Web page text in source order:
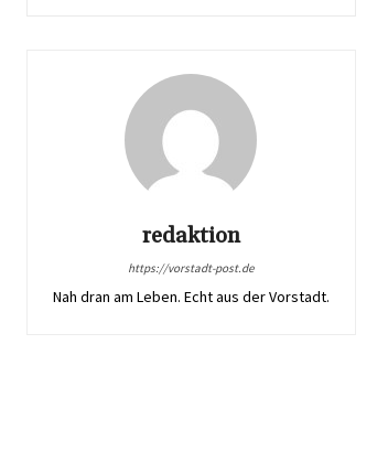
redaktion
https://vorstadt-post.de
Nah dran am Leben. Echt aus der Vorstadt.